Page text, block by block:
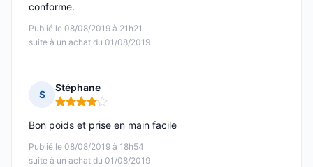
Publié le 08/08/2019 à 21h21
suite à un achat du 01/08/2019
conforme.
S
Stéphane
Note : 4 sur 5
Publié le 08/08/2019 à 18h54
suite à un achat du 01/08/2019
Bon poids et prise en main facile